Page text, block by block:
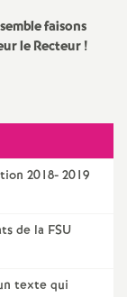
n
s
d
e
S
faisons
le Recteur!
2018- 2019
de la FSU
texte qui